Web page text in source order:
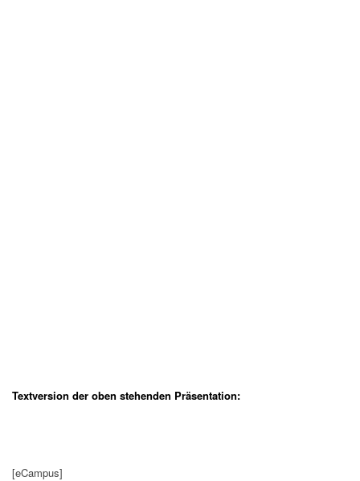
Textversion der oben stehenden Präsentation:
[eCampus]